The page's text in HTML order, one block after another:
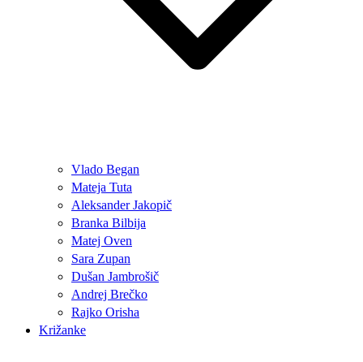
Vlado Began
Mateja Tuta
Aleksander Jakopič
Branka Bilbija
Matej Oven
Sara Zupan
Dušan Jambrošič
Andrej Brečko
Rajko Orisha
Križanke